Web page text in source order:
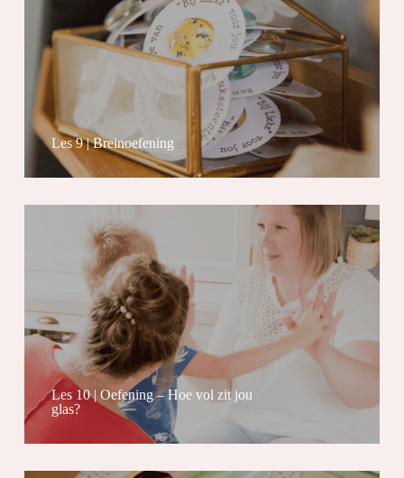
Les 9 | Breinoefening
Les 10 | Oefening – Hoe vol zit jou
glas?